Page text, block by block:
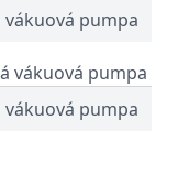
vákuová pumpa
vákuová pumpa